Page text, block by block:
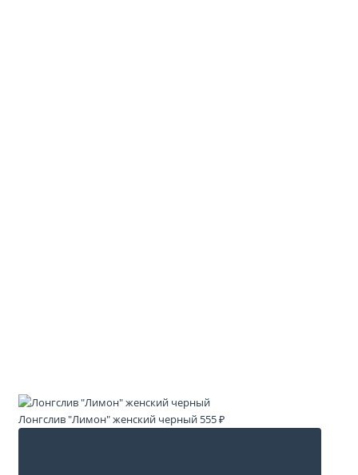
Лонгслив "Лимон" женский черный 555 ₽